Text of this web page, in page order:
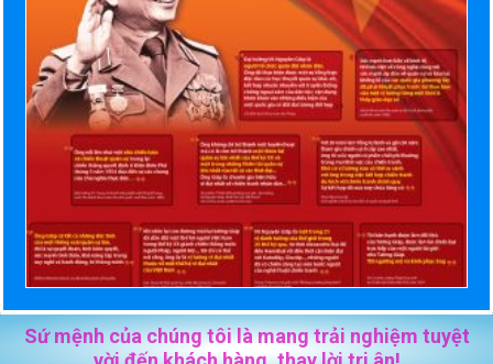
Sứ mệnh của chúng tôi là mang trải nghiệm tuyệt